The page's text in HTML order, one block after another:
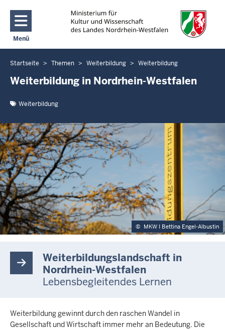
Direkt zum Inhalt
Menü
Navigation aktivieren/deaktivieren: Main Menu
Sie
befinden
hier
Startseite Themen Weiterbildung Weiterbildung
Weiterbildung in Nordrhein-Westfalen
Weiterbildung
© MKW I Bettina Engel-Albustin
Weiterbildungslandschaft in
Nordrhein-Westfalen
Lebensbegleitendes Lernen
Weiterbildung gewinnt durch den raschen Wandel in
Gesellschaft und Wirtschaft immer mehr an Bedeutung. Die